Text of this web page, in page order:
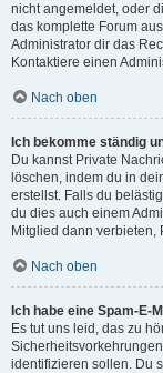
nicht angemeldet, oder
das komplette Forum
Administrator dir das
Kontaktiere einen
Nach oben
Ich bekomme ständig
Du kannst Private
löschen, indem du in
erstellst. Falls du
du dies auch einem
Mitglied dann verbieten,
Nach oben
Ich habe eine Spam-E-
Es tut uns leid, das zu
identifizieren sollen. Du